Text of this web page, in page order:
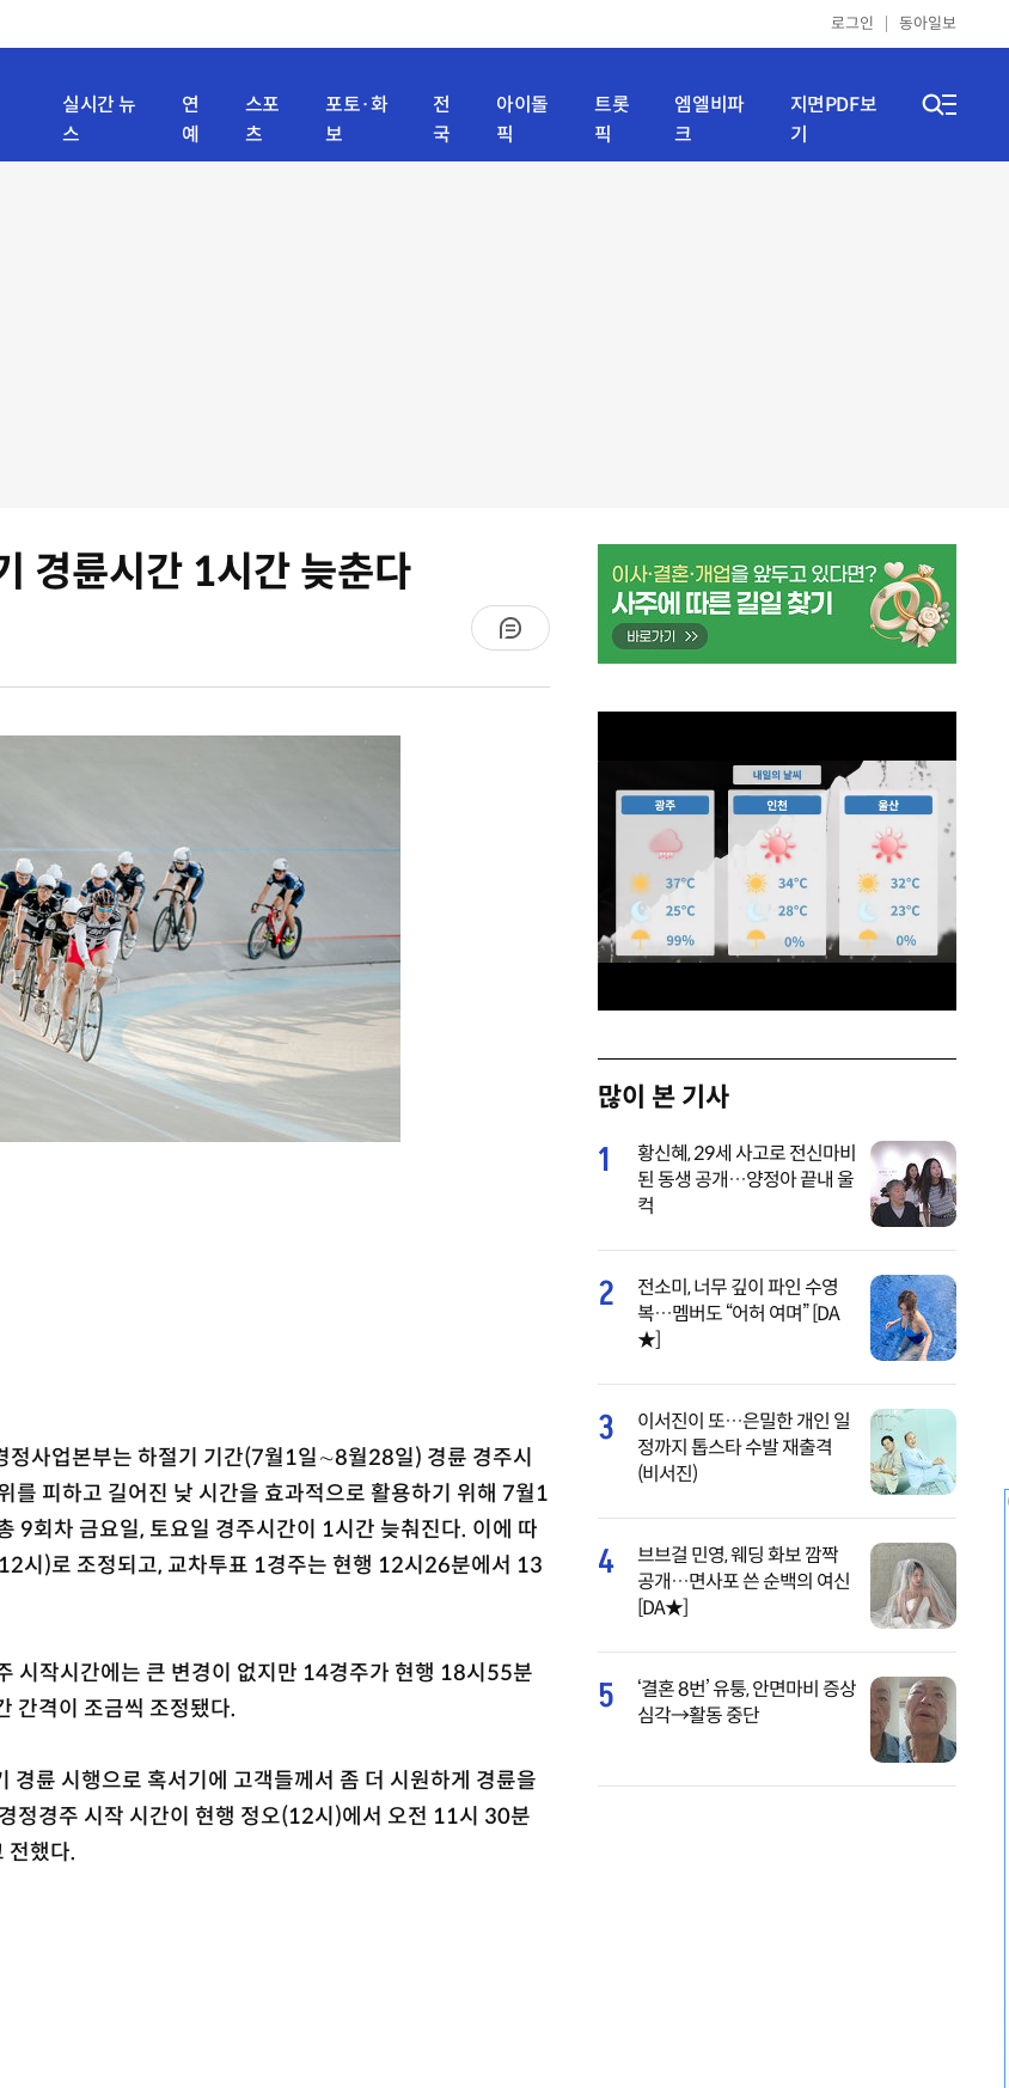
로그인 동아일보
실시간 뉴
스
연
예
스포
츠
포토·화
보
전
국
아이돌
픽
트롯
픽
엠엘비파
크
지면PDF보
기
경륜시간 1시간 늦춘다
정사업본부는 하절기 기간(7월1일∼8월28일) 경륜 경주시
를 피하고 길어진 낮 시간을 효과적으로 활용하기 위해 7월1
회차 금요일, 토요일 경주시간이 1시간 늦춰진다. 이에 따
시)로 조정되고, 교차투표 1경주는 현행 12시26분에서 13
시작시간에는 큰 변경이 없지만 14경주가 현행 18시55분
간격이 조금씩 조정됐다.
경륜 시행으로 혹서기에 고객들께서 좀 더 시원하게 경륜을
정경주 시작 시간이 현행 정오(12시)에서 오전 11시 30분
전했다.
t
e
많이 본 기사
1
황신혜, 29세 사고로 전신마비
된 동생 공개…양정아 끝내 울
컥
2
전소미, 너무 깊이 파인 수영
복…멤버도 “어허 여며” [DA
★]
3
이서진이 또…은밀한 개인 일
정까지 톱스타 수발 재출격
(비서진)
4
브브걸 민영, 웨딩 화보 깜짝
공개…면사포 쓴 순백의 여신
[DA★]
5
‘결혼 8번’ 유퉁, 안면마비 증상
심각→활동 중단